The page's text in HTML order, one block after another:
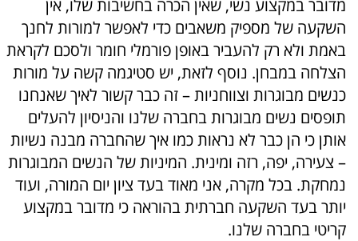
מדובר במקצוע נשי, שאין הכרה בחשיבות שלו, אין
השקעה של מספיק משאבים כדי לאפשר למורות לחנך
באמת ולא רק להעביר באופן פורמלי חומר ולסכם לקראת
הצלחה במבחן. נוסף לזאת, יש סטיגמה קשה על מורות
כנשים מבוגרות וצווחניות – זה כבר קשור לאיך שאנחנו
תופסים נשים מבוגרות בחברה שלנו והניסיון להעלים
אותן כי הן כבר לא נראות כמו איך שהחברה מבנה נשיות
– צעירה, יפה, רזה ומינית. המיניות של הנשים המבוגרות
נמחקת. בכל מקרה, אני מאוד בעד ציון יום המורה, ועוד
יותר בעד השקעה חברתית בהוראה כי מדובר במקצוע
קריטי בחברה שלנו.